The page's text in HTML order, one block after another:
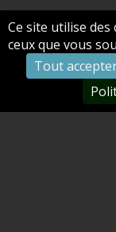
Ce site utilise
ceux que vous
Tout